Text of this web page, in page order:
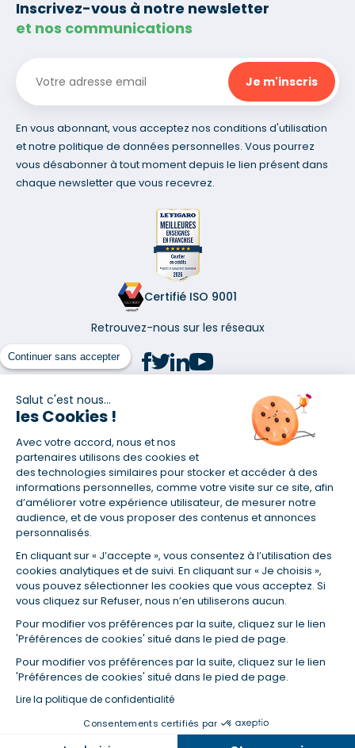
Continuer sans accepter
Salut c'est nous...
les Cookies !
Avec votre accord, nous et nos
partenaires utilisons des cookies et
des technologies similaires pour stocker et accéder à des
informations personnelles, comme votre visite sur ce site, afin
d’améliorer votre expérience utilisateur, de mesurer notre
audience, et de vous proposer des contenus et annonces
personnalisés.
En cliquant sur « J’accepte », vous consentez à l’utilisation des
cookies analytiques et de suivi. En cliquant sur « Je choisis »,
vous pouvez sélectionner les cookies que vous acceptez. Si
vous cliquez sur Refuser, nous n’en utiliserons aucun.
Pour modifier vos préférences par la suite, cliquez sur le lien
'Préférences de cookies' situé dans le pied de page.
Pour modifier vos préférences par la suite, cliquez sur le lien
'Préférences de cookies' situé dans le pied de page.
Lire la politique de confidentialité
Consentements certifiés par
Taux et tendances à suivre
Inscrivez-vous à notre newsletter
et nos communications
En vous abonnant, vous acceptez nos conditions d'utilisation
et notre politique de données personnelles. Vous pourrez
vous désabonner à tout moment depuis le lien présent dans
chaque newsletter que vous recevrez.
Certifié ISO 9001
Retrouvez-nous sur les réseaux
(1) Taux fixe national hors assurance et selon votre profil
(2) Économie de 65 % pour l'assurance d'un prêt amortissable de 330
457,23 € à 0,90 % sur 19,5 ans, accordé à un salarié non cadre assuré à
100 % (décès, PTIA, IPP, ITT, IPP) âgé de 36 ans fumeur et une personne
salariée non cadre assurée à 100 % (décès, PTIA, IPP, ITT, IPP) âgée de 35
ans et non-fumeur, tous deux sans risque médical connu. Au
14/07/2019, coût de l'assurance proposée par la banque 179,08 €/mois
en moyenne contre 64,60 €/mois en moyenne au 14/07/2022 avec
Empruntis.com (TAEA : 0,44 %, coût total de l'assurance : 15 117,65 €).
(3) Taux minimum pour un crédit consommation d'un montant fixé entre
5 000 et 20 000 euros, selon profil et durée.
(4) La diminution du montant des mensualités entraîne l'allongement
de la durée de remboursement ainsi que la hausse du coût total du
(5) Banques de réseau, mutualistes, spécialisées, directions
régionales, organismes de crédit selon votre profil et votre demande.
Mutuelles, compagnies et courtiers d'assurances. Selon votre profil et
votre demande.
régionales, organismes de crédit, selon votre profil et votre demande.